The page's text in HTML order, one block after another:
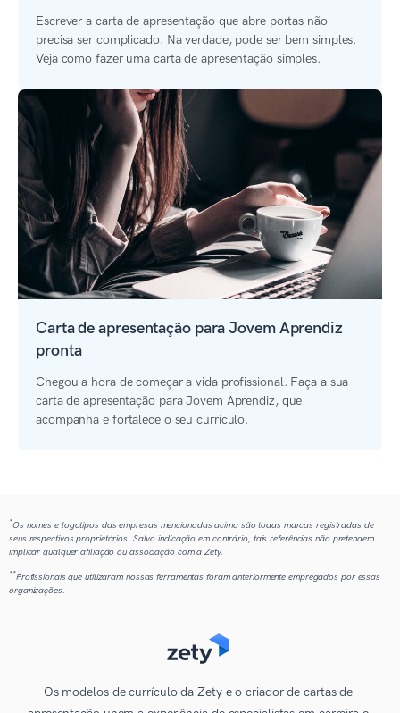
Escrever a carta de apresentação que abre portas não
precisa ser complicado. Na verdade, pode ser bem simples.
Veja como fazer uma carta de apresentação simples.
Carta de apresentação para Jovem Aprendiz
pronta
Chegou a hora de começar a vida profissional. Faça a sua
carta de apresentação para Jovem Aprendiz, que
acompanha e fortalece o seu currículo.
*Os nomes e logotipos das empresas mencionadas acima são todas marcas registradas de
seus respectivos proprietários. Salvo indicação em contrário, tais referências não pretendem
implicar qualquer afiliação ou associação com a Zety.
**Profissionais que utilizaram nossas ferramentas foram anteriormente empregados por essas
organizações.
Os modelos de currículo da Zety e o criador de cartas de